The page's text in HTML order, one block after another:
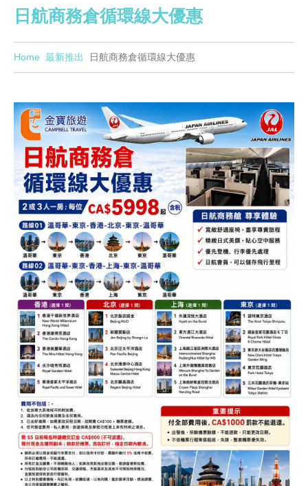
日航商務倉循環線大優惠
Home 最新推出 日航商務倉循環線大優惠